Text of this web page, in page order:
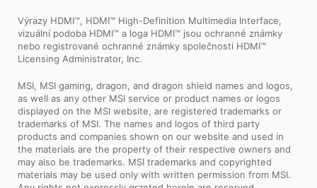
Výrazy HDMI™, HDMI™ High-Definition Multimedia Interface,
vizuální podoba HDMI™ a loga HDMI™ jsou ochranné známky
nebo registrované ochranné známky společnosti HDMI™
Licensing Administrator, Inc.
MSI, MSI gaming, dragon, and dragon shield names and logos,
as well as any other MSI service or product names or logos
displayed on the MSI website, are registered trademarks or
trademarks of MSI. The names and logos of third party
products and companies shown on our website and used in
the materials are the property of their respective owners and
may also be trademarks. MSI trademarks and copyrighted
materials may be used only with written permission from MSI.